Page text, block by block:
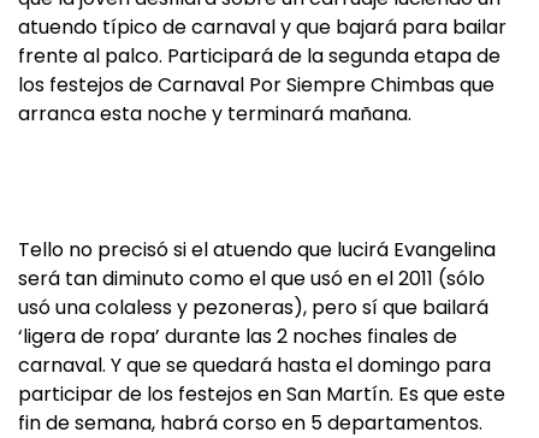
atuendo típico de carnaval y que bajará para bailar
frente al palco. Participará de la segunda etapa de
los festejos de Carnaval Por Siempre Chimbas que
arranca esta noche y terminará mañana.
Tello no precisó si el atuendo que lucirá Evangelina
será tan diminuto como el que usó en el 2011 (sólo
usó una colaless y pezoneras), pero sí que bailará
‘ligera de ropa’ durante las 2 noches finales de
carnaval. Y que se quedará hasta el domingo para
participar de los festejos en San Martín. Es que este
fin de semana, habrá corso en 5 departamentos.